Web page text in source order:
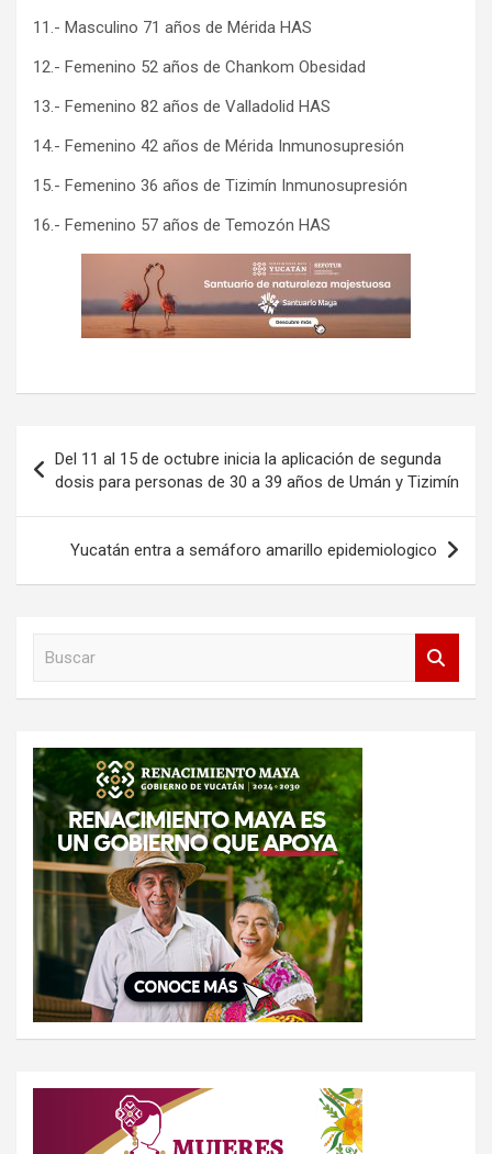
11.- Masculino 71 años de Mérida HAS
12.- Femenino 52 años de Chankom Obesidad
13.- Femenino 82 años de Valladolid HAS
14.- Femenino 42 años de Mérida Inmunosupresión
15.- Femenino 36 años de Tizimín Inmunosupresión
16.- Femenino 57 años de Temozón HAS
de
entradas
Del 11 al 15 de octubre inicia la aplicación de segunda
dosis para personas de 30 a 39 años de Umán y Tizimín
Yucatán entra a semáforo amarillo epidemiologico
r